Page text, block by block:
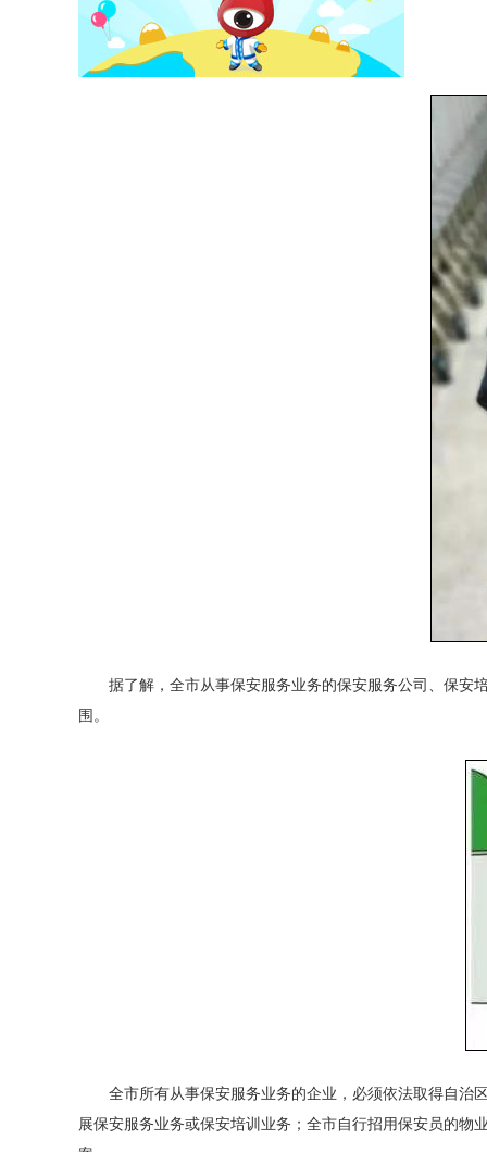
据了解，全市从事保安服务业务的保安服务公司、保安培
围。
全市所有从事保安服务业务的企业，必须依法取得自治区
展保安服务业务或保安培训业务；全市自行招用保安员的物